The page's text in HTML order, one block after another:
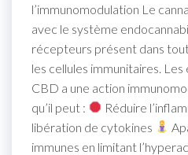
l’immunomodulation Le
avec le système
récepteurs présent dans
les cellules immunitaires.
CBD a une action
qu’il peut :
Réduire
libération de cytokines
immunes en limitant